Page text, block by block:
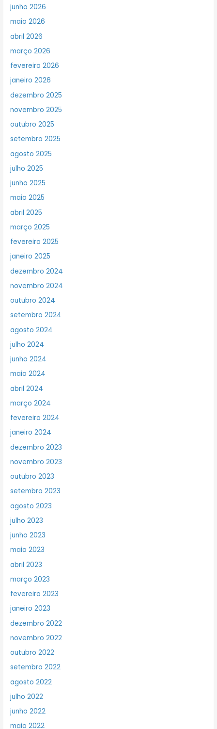
junho 2026
maio 2026
abril 2026
março 2026
fevereiro 2026
janeiro 2026
dezembro 2025
novembro 2025
outubro 2025
setembro 2025
agosto 2025
julho 2025
junho 2025
maio 2025
abril 2025
março 2025
fevereiro 2025
janeiro 2025
dezembro 2024
novembro 2024
outubro 2024
setembro 2024
agosto 2024
julho 2024
junho 2024
maio 2024
abril 2024
março 2024
fevereiro 2024
janeiro 2024
dezembro 2023
novembro 2023
outubro 2023
setembro 2023
agosto 2023
julho 2023
junho 2023
maio 2023
abril 2023
março 2023
fevereiro 2023
janeiro 2023
dezembro 2022
novembro 2022
outubro 2022
setembro 2022
agosto 2022
julho 2022
junho 2022
maio 2022